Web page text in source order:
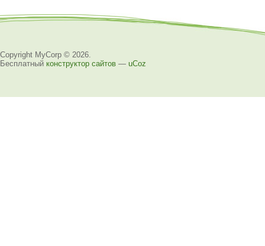
Copyright MyCorp © 2026
Бесплатный конструктор сайтов — uCoz